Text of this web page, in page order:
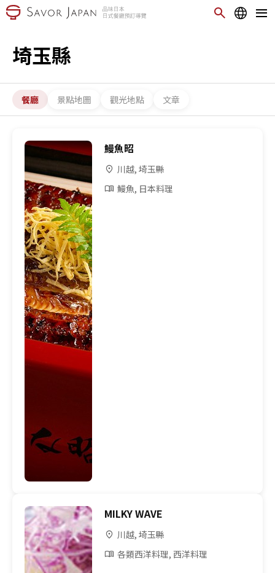
埼玉縣
餐廳 景點地圖 觀光地點 文章
鰻魚昭
川越, 埼玉縣
鰻魚, 日本料理
MILKY WAVE
川越, 埼玉縣
各類西洋料理, 西洋料理